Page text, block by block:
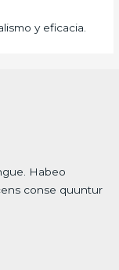
y eficacia.
Habeo
conse quuntur